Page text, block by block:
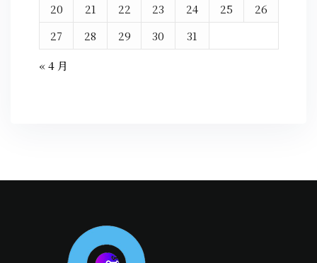
20
21 22 23 24 25
26
27
28 29 30
31
« 4 月